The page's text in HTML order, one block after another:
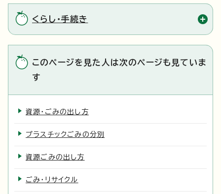
くらし・手続き
このページを見た人は次のページも見ていま
す
資源・ごみの出し方
プラスチックごみの分別
資源ごみの出し方
ごみ・リサイクル